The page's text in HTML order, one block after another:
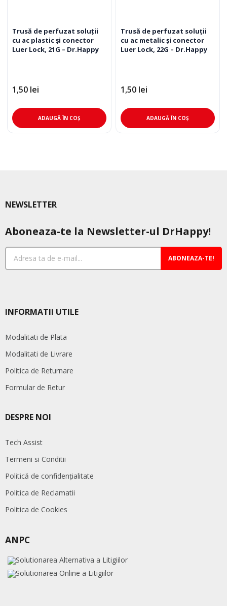
Trusă de perfuzat soluții
cu ac plastic și conector
Luer Lock, 21G – Dr.Happy
1,50 lei
ADAUGĂ ÎN COȘ
Trusă de perfuzat soluții
cu ac metalic și conector
Luer Lock, 22G – Dr.Happy
1,50 lei
ADAUGĂ ÎN COȘ
NEWSLETTER
Aboneaza-te la Newsletter-ul DrHappy!
ABONEAZA-TE!
INFORMATII UTILE
Modalitati de Plata
Modalitati de Livrare
Politica de Returnare
Formular de Retur
DESPRE NOI
Tech Assist
Termeni si Conditii
Politică de confidențialitate
Politica de Reclamatii
Politica de Cookies
ANPC